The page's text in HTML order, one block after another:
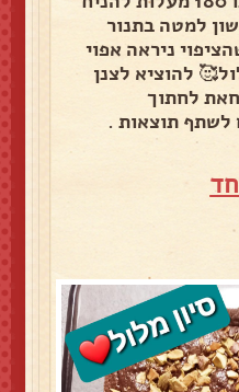
למטה בתנור
עד שהציפוי ניראה אפוי
להוציא לצנן
לחתוך
לשתף תוצאות .